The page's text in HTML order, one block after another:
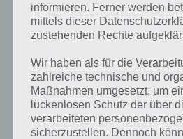
100 Floors – Level 5 –
Da steht eine Leiter vor dem Fahrstuhl.
damit man Level 5 passieren kann?
Frage ist natürlich nur wie. Indem man
nach vorne neigt, fällt die Leiter nach
und ihr könnt ins nächste Level
informieren. Ferner werden
mittels dieser
zustehenden Rechte
Wir haben als für die
zahlreiche technische und
Maßnahmen umgesetzt, um
lückenlosen Schutz der über
verarbeiteten
sicherzustellen. Dennoch